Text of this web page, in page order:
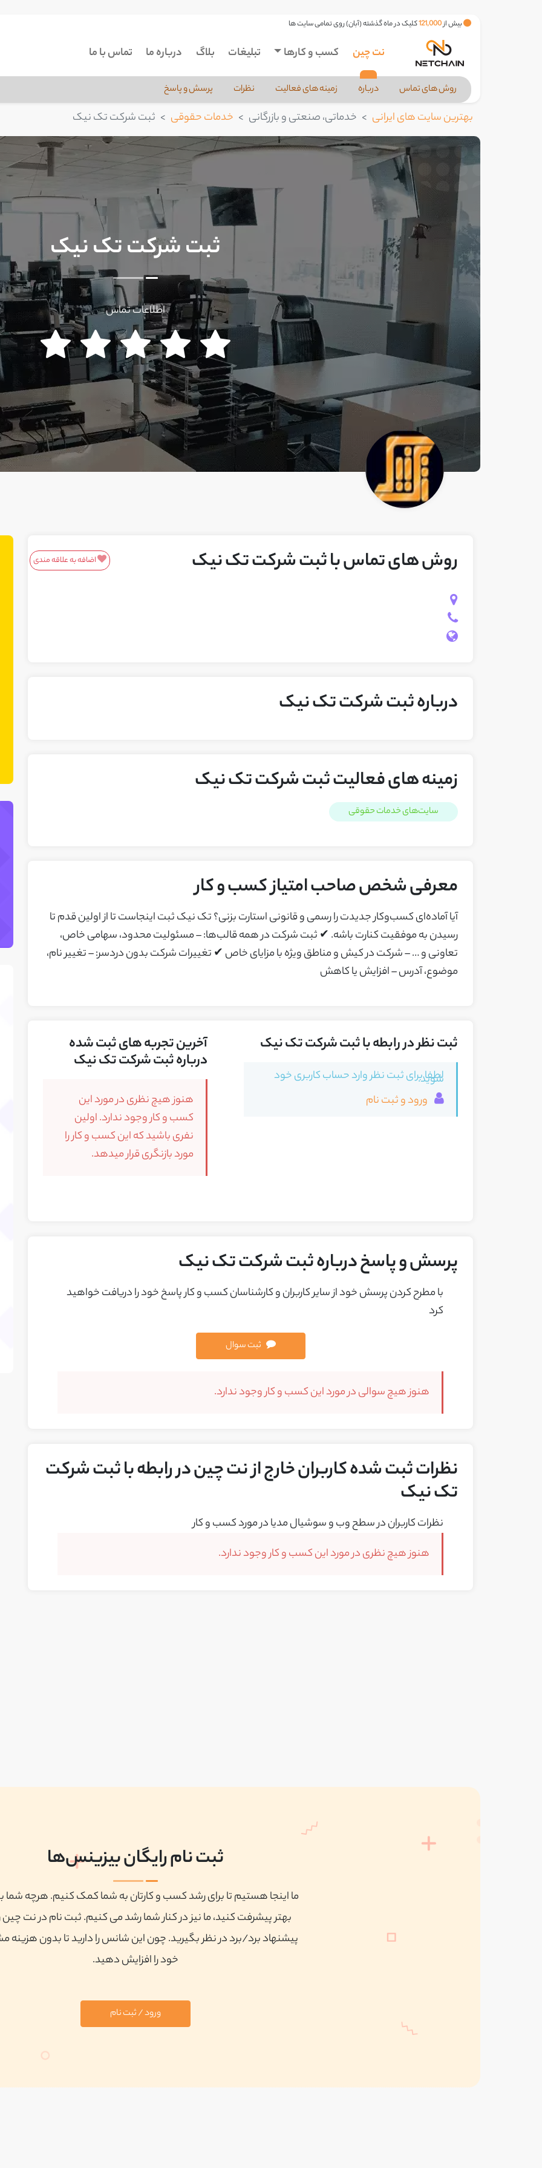
بیش از121,000کلیک در ماه گذشته (آبان) روی تمامی سایت ها
نت چین کسب و کارها تبلیغات بلاگ درباره ما تماس با ما
روش های تماس درباره زمینه های فعالیت نظرات پرسش و پاسخ
بهترین سایت های ایرانی خدماتی، صنعتی و بازرگانی خدمات حقوقی ثبت شرکت تک نیک
ثبت شرکت تک نیک
اطلاعات تماس
روش های تماس با ثبت شرکت تک نیک اضافه به علاقه مندی
درباره ثبت شرکت تک نیک
زمینه های فعالیت ثبت شرکت تک نیک
سایت‌های خدمات حقوقی
معرفی شخص صاحب امتیاز کسب و کار
آیا آماده‌ای کسب‌وکار جدیدت را رسمی و قانونی استارت بزنی؟ تک نیک ثبت اینجاست تا از اولین قدم تا
رسیدن به موفقیت کنارت باشه. ✔ ثبت شرکت در همه قالب‌ها: – مسئولیت محدود، سهامی خاص،
تعاونی و … – شرکت در کیش و مناطق ویژه با مزایای خاص ✔ تغییرات شرکت بدون دردسر: – تغییر نام،
موضوع، آدرس – افزایش یا کاهش
ثبت نظر در رابطه با ثبت شرکت تک نیک
لطفا برای ثبت نظر وارد حساب کاربری خود
شوید.
ورود و ثبت نام
آخرین تجربه های ثبت شده
درباره ثبت شرکت تک نیک
هنوز هیچ نظری در مورد این
کسب و کار وجود ندارد. اولین
نفری باشید که این کسب و کار را
مورد بازنگری قرار میدهد.
پرسش و پاسخ درباره ثبت شرکت تک نیک
با مطرح کردن پرسش خود از ساير کاربران و کارشناسان کسب و کار پاسخ خود را دريافت خواهيد
کرد
ثبت سوال
هنوز هیچ سوالی در مورد این کسب و کار وجود ندارد.
نظرات ثبت شده کاربران خارج از نت چین در رابطه با ثبت شرکت
تک نیک
نظرات کاربران در سطح وب و سوشیال مدیا در مورد کسب و کار
هنوز هیچ نظری در مورد این کسب و کار وجود ندارد.
ثبت نام رایگان بیزینس‌ها
ما اینجا هستیم تا برای رشد کسب و کارتان به شما کمک کنیم. هرچه شما
بهتر پیشرفت کنید، ما نیز در کنار شما رشد می کنیم. ثبت نام در نت چین
پیشنهاد برد/برد در نظر بگیرید. چون این شانس را دارید تا بدون هزینه
خود را افزایش دهید.
ورود / ثبت نام